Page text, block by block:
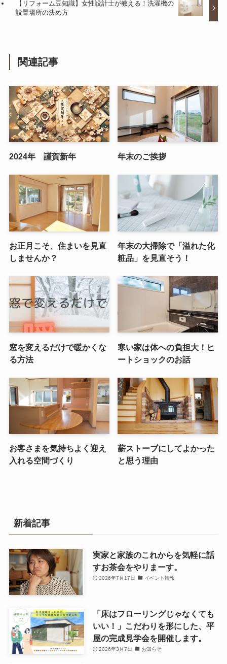
【リフォーム豆知識】女性設計士が教える！洗濯機の
設置場所の決め方
関連記事
2024年 謹賀新年 年末のご挨拶
お正月こそ、住まいを見直
しませんか？
年末の大掃除で「溢れた化
粧品」を見直そう！
窓を変えるだけで暖かくな
る方法
寒い家は体への負担大！ヒ
ートショックのお話
お客さまを気持ちよく迎え
入れる空間づくり
薪ストーブにしてよかった
と思う理由
新着記事
実家と家族のこれからを気軽に話
すお茶会をやりまーす。
2026年7月17日 イベント情報
「床はフローリングじゃなくても
いい！」こだわりを形にした、平
屋の完成見学会を開催します。
2026年3月7日 お知らせ